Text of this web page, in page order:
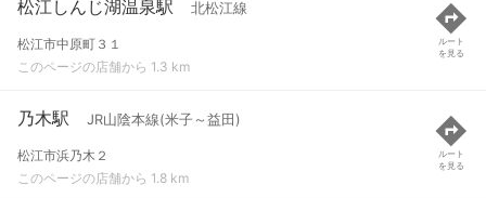
松江しんじ湖温泉駅 北松江線
松江市中原町３１
このページの店舗から 1.3 km
ルート
を見る
乃木駅 JR山陰本線(米子～益田)
松江市浜乃木２
このページの店舗から 1.8 km
ルート
を見る